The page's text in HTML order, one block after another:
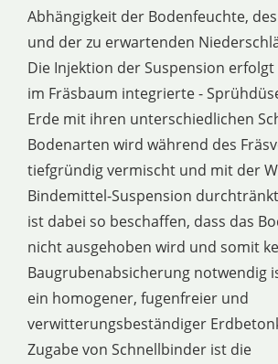
Abhängigkeit der Bodenfeuchte,
und der zu erwartenden
Die Injektion der Suspension
im Fräsbaum integrierte -
Erde mit ihren unterschiedlichen
Bodenarten wird während des
tiefgründig vermischt und mit der
Bindemittel-Suspension
ist dabei so beschaffen, dass das
nicht ausgehoben wird und somit
Baugrubenabsicherung notwendig
ein homogener, fugenfreier und
verwitterungsbeständiger
Zugabe von Schnellbinder ist die